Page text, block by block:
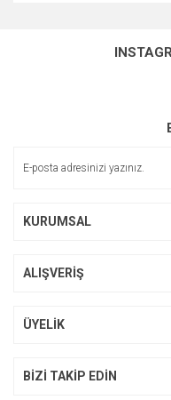
kullanarak tarafımıza
Görüş ve önerileriniz için
Ürün açıklamasında
KURUMSAL
ALIŞVERİŞ
ÜYELİK
BİZİ TAKİP EDİN